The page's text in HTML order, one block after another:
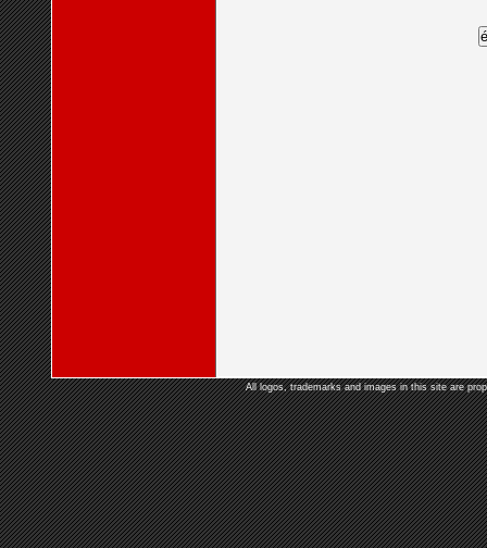
All logos, trademarks and images in this site are